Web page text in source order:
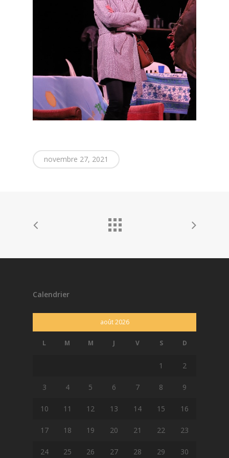
novembre 27, 2021
Calendrier
août 2026
L M M J V S D
1 2
3 4 5 6 7 8 9
10 11 12 13 14 15 16
17 18 19 20 21 22 23
24 25 26 27 28 29 30